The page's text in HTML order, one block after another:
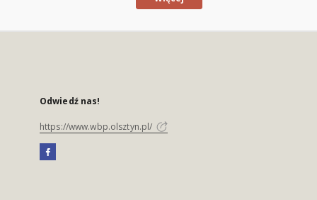
Odwiedź nas!
https://www.wbp.olsztyn.pl/